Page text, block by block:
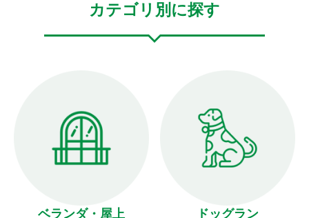
カテゴリ別に探す
ベランダ・屋上 ドッグラン